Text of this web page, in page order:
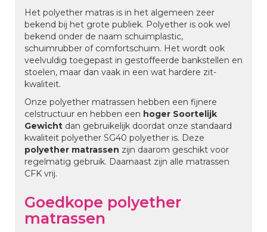
Het polyether matras is in het algemeen zeer
bekend bij het grote publiek. Polyether is ook wel
bekend onder de naam schuimplastic,
schuimrubber of comfortschuim. Het wordt ook
veelvuldig toegepast in gestoffeerde bankstellen en
stoelen, maar dan vaak in een wat hardere zit-
kwaliteit.
Onze polyether matrassen hebben een fijnere
celstructuur en hebben een hoger Soortelijk
Gewicht dan gebruikelijk doordat onze standaard
kwaliteit polyether SG40 polyether is. Deze
polyether matrassen zijn daarom geschikt voor
regelmatig gebruik. Daarnaast zijn alle matrassen
CFK vrij.
Goedkope polyether
matrassen